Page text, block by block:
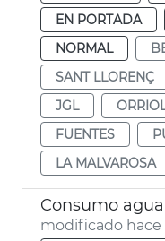
EN PORTADA
NORMAL
SANT LLORENÇ
JGL
FUENTES
LA MALVAROSA
modificado hace